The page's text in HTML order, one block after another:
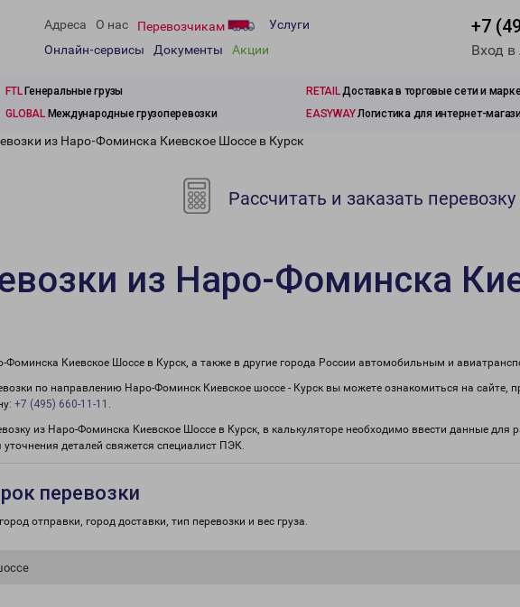
Адреса О нас Перевозчикам
Услуги
Онлайн-сервисы
Документы Акции
+7
Вход
FTLГенеральные грузы RETAILДоставка в торговые сети и
GLOBALМеждународные грузоперевозки EASYWAYЛогистика для интернет-
из Наро-Фоминска Киевское Шоссе в Курск
Рассчитать и заказать перевозку
из Наро-Фоминска
Фоминска Киевское Шоссе в Курск, а также в другие города России автомобильным и
по направлению Наро-Фоминск Киевское шоссе - Курск вы можете ознакомиться на сайте,
+7 (495) 660-11-11 .
из Наро-Фоминска Киевское Шоссе в Курск, в калькуляторе необходимо ввести данные для
деталей свяжется специалист ПЭК.
перевозки
отправки, город доставки, тип перевозки и вес груза.